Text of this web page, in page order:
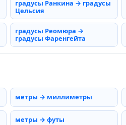
градусы Ранкина → градусы
Цельсия
градусы Реомюра →
градусы Фаренгейта
метры → миллиметры
метры → футы